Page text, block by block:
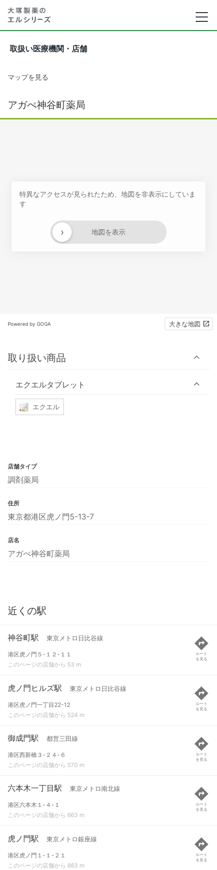
取扱い医療機関・店舗
マップを見る
アガぺ神谷町薬局
特異なアクセスが見られたため、地図を非表示にしていま
す
地図を表示
›
Powered by GOGA 大きな地図
取り扱い商品
エクエルタブレット
エクエル
店舗タイプ
調剤薬局
住所
東京都港区虎ノ門5-13-7
店名
アガぺ神谷町薬局
近くの駅
神谷町駅 東京メトロ日比谷線
港区虎ノ門５-１２-１１
このページの店舗から 53 m
ルート
を見る
虎ノ門ヒルズ駅 東京メトロ日比谷線
港区虎ノ門一丁目22-12
このページの店舗から 524 m
ルート
を見る
御成門駅 都営三田線
港区西新橋３-２４-６
このページの店舗から 570 m
ルート
を見る
六本木一丁目駅 東京メトロ南北線
港区六本木１-４-１
このページの店舗から 663 m
ルート
を見る
虎ノ門駅 東京メトロ銀座線
港区虎ノ門１-１-２１
このページの店舗から 883 m
ルート
を見る